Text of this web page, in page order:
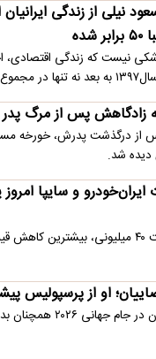
نیست که زندگی اقتصادی،
زادگاهش پس از مرگ پدر
از درگذشت پدرش، خورخه
دیده شد.
شاهین اتوماتیک با افت ۴۰ میلیونی،
او از پرسپولیس
یکی از بهترین‌های ایران